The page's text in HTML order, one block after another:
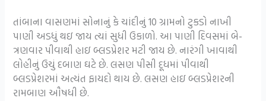
તાંબાના વાસણમાં સોનાનું કે ચાંદીનું 10 ગ્રામનો ટુકડો નાખી
પાણી અડધું થઇ જાય ત્યાં સુધી ઉકાળો. આ પાણી દિવસમાં બે-
ત્રણવાર પીવાથી હાઇ બ્લડપ્રેશર મટી જાય છે. નારંગી ખાવાથી
લોહીનું ઉચું દબાણ ઘટે છે. લસણ પીસી દૂધમાં પીવાથી
બ્લડપ્રેશરમાં અત્યંત ફાયદો થાય છે. લસણ હાઇ બ્લડપ્રેશરની
રામબાણ ઔષધી છે.